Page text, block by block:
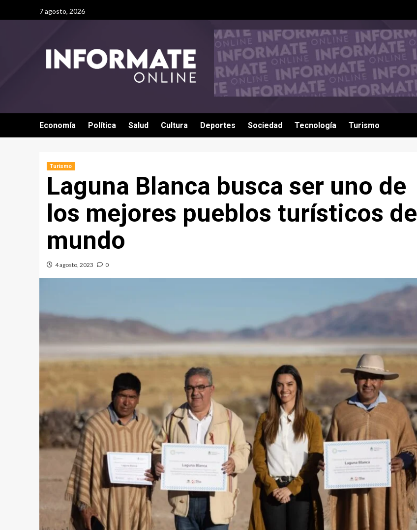
7 agosto, 2026
Economía Política Salud Cultura Deportes Sociedad Tecnología Turismo
Turismo
Laguna Blanca busca ser uno de
los mejores pueblos turísticos del
mundo
4 agosto, 2023 0